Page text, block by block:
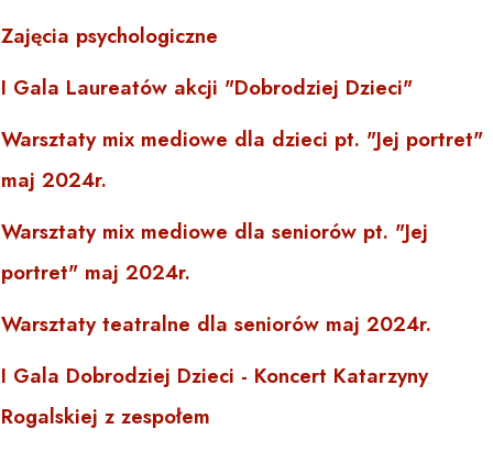
Zajęcia psychologiczne
I Gala Laureatów akcji "Dobrodziej Dzieci"
Warsztaty mix mediowe dla dzieci pt. "Jej portret"
maj 2024r.
Warsztaty mix mediowe dla seniorów pt. "Jej
portret" maj 2024r.
Warsztaty teatralne dla seniorów maj 2024r.
I Gala Dobrodziej Dzieci - Koncert Katarzyny
Rogalskiej z zespołem